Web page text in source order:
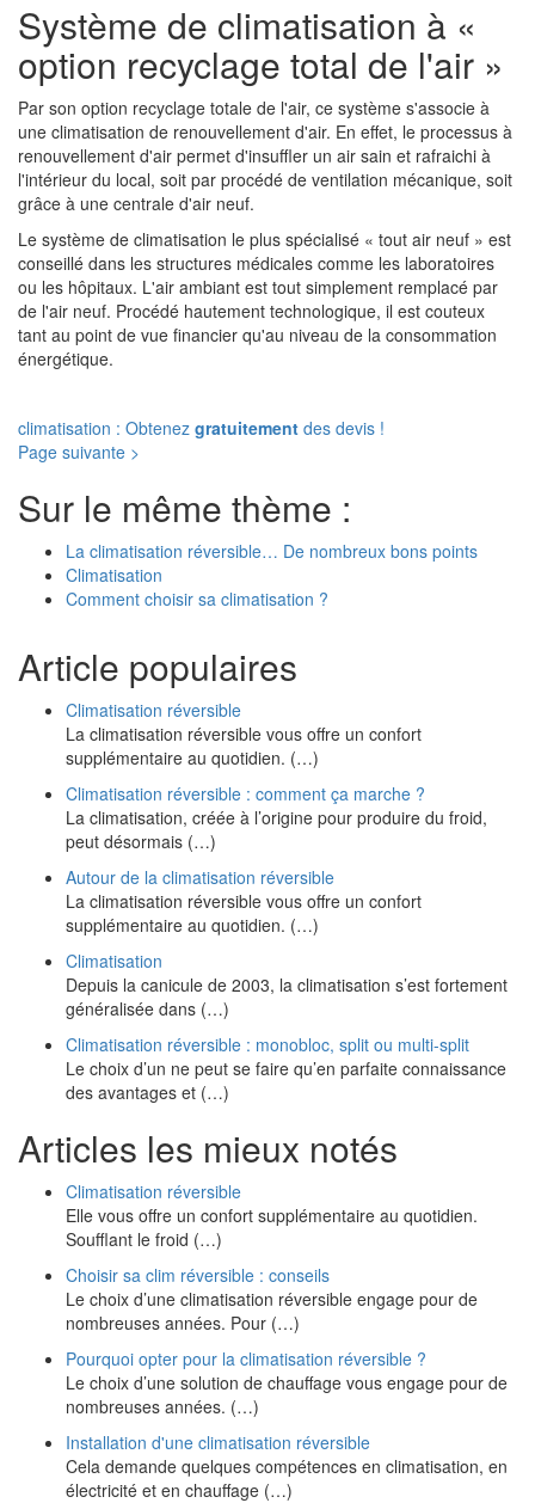
Système de climatisation à «
option recyclage total de l'air »
Par son option recyclage totale de l'air, ce système s'associe à
une climatisation de renouvellement d'air. En effet, le processus à
renouvellement d'air permet d'insuffler un air sain et rafraichi à
l'intérieur du local, soit par procédé de ventilation mécanique, soit
grâce à une centrale d'air neuf.
Le système de climatisation le plus spécialisé « tout air neuf » est
conseillé dans les structures médicales comme les laboratoires
ou les hôpitaux. L'air ambiant est tout simplement remplacé par
de l'air neuf. Procédé hautement technologique, il est couteux
tant au point de vue financier qu'au niveau de la consommation
énergétique.
climatisation : Obtenez gratuitement des devis !
Page suivante >
Sur le même thème :
La climatisation réversible… De nombreux bons points
Climatisation
Comment choisir sa climatisation ?
Article populaires
Climatisation réversible
La climatisation réversible vous offre un confort
supplémentaire au quotidien. (…)
Climatisation réversible : comment ça marche ?
La climatisation, créée à l’origine pour produire du froid,
peut désormais (…)
Autour de la climatisation réversible
La climatisation réversible vous offre un confort
supplémentaire au quotidien. (…)
Climatisation
Depuis la canicule de 2003, la climatisation s’est fortement
généralisée dans (…)
Climatisation réversible : monobloc, split ou multi-split
Le choix d’un ne peut se faire qu’en parfaite connaissance
des avantages et (…)
Articles les mieux notés
Climatisation réversible
Elle vous offre un confort supplémentaire au quotidien.
Soufflant le froid (…)
Choisir sa clim réversible : conseils
Le choix d’une climatisation réversible engage pour de
nombreuses années. Pour (…)
Pourquoi opter pour la climatisation réversible ?
Le choix d’une solution de chauffage vous engage pour de
nombreuses années. (…)
Installation d'une climatisation réversible
Cela demande quelques compétences en climatisation, en
électricité et en chauffage (…)